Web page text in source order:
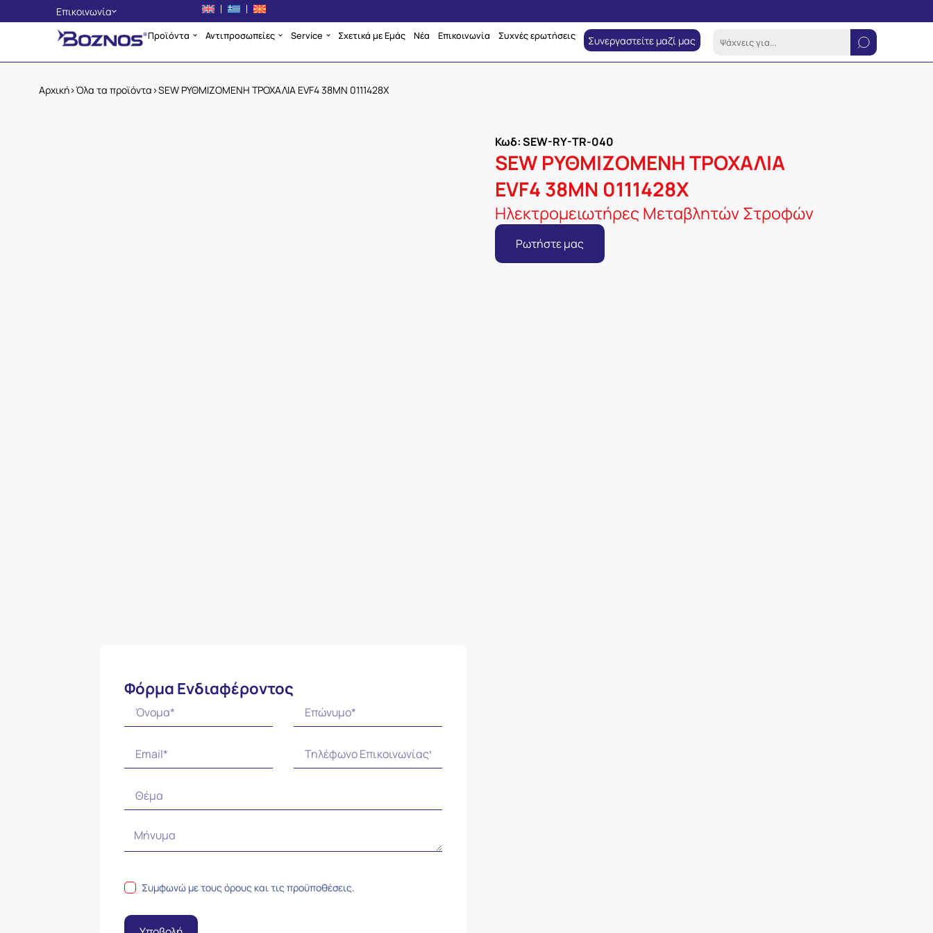
Επικοινωνία
Αθήνα
+30 2310 705400
Προϊόντα Αντιπροσωπείες Service Σχετικά με Εμάς Νέα Επικοινωνία Συχνές ερωτήσεις Συνεργαστείτε μαζί μας
Αρχική>Όλα τα προϊόντα >SEW ΡΥΘΜΙΖΟΜΕΝΗ ΤΡΟΧΑΛΙΑ EVF4 38ΜΝ 0111428Χ
Φόρμα Ενδιαφέροντος
Συμφωνώ με τουςόρους και τις προϋποθέσεις.
Κωδ: SEW-RY-TR-040
SEW ΡΥΘΜΙΖΟΜΕΝΗ ΤΡΟΧΑΛΙΑ
EVF4 38ΜΝ 0111428Χ
Ηλεκτρομειωτήρες Μεταβλητών Στροφών
Ρωτήστε μας